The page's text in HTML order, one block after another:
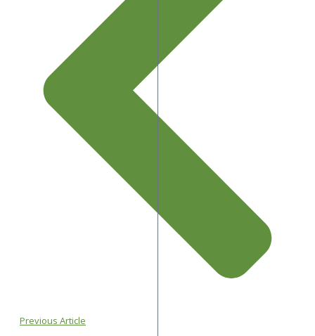
Previous Article